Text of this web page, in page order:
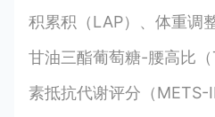
积累积（LAP）、体重调
甘油三酯葡萄糖-腰高比
素抵抗代谢评分（METS-